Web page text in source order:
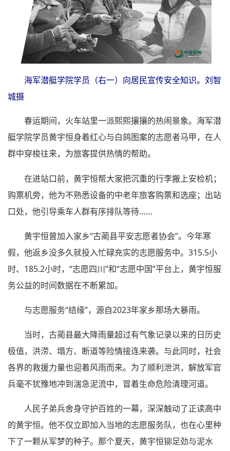
海军潜艇学院学员（右一）向居民宣传安全知识。刘智
城摄
春运期间，火车站里一派熙熙攘攘的热闹景象。海军潜
艇学院学员黄宇恒身着红心与白鸽图案的志愿者马甲，在人
群中穿梭往来，为旅客提供热情的帮助。
在进站口前，黄宇恒帮大家把沉重的行李搬上安检机；
购票机旁，他为不熟悉设备的中老年旅客购票和选座；出站
口处，他引导乘车人群有序排队等待……
黄宇恒曾加入家乡“古蔺县平安志愿者协会”。今年寒
假，他返乡没多久就投入忙碌充实的志愿服务中。315.5小
时、185.2小时，“志愿四川”和“志愿中国”平台上，黄宇恒服
务公益的时间数据在不断累加。
与志愿服务“结缘”，源自2023年家乡那场大暴雨。
当时，古蔺县最大降雨量超过有气象记录以来的日历史
极值，洪涝、塌方、断道等险情接连来袭。与此同时，社会
各界的救援力量也迎着风雨而来。为了顺利泄洪，解放军官
兵毫不犹豫地冲到湍急泥流中，冒着生命危险清理河道。
人民子弟兵舍身守护百姓的一幕，深深触动了正读高中
的黄宇恒。他不仅立即加入当地的志愿服务队，也在心里种
下了一颗从军梦的种子。那个夏天，黄宇恒铆足劲与泥水